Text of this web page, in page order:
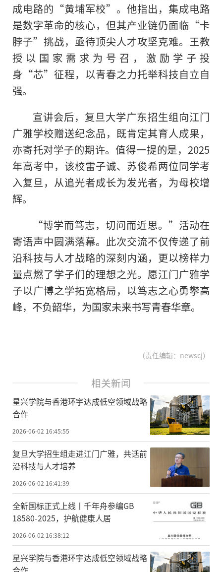
成电路的“黄埔军校”。他指出，集成电路
是数字革命的核心，但其产业链仍面临“卡
脖子”挑战，亟待顶尖人才攻坚克难。王教
授以国家需求为号召，激励学子投
身“芯”征程，以青春之力托举科技自立自
强。
宣讲会后，复旦大学广东招生组向江门
广雅学校赠送纪念品，既肯定其育人成果，
亦寄托对学子的期许。值得一提的是，2025
年高考中，该校雷子诚、苏俊希两位同学考
入复旦，从追光者成长为发光者，为母校增
辉。
“博学而笃志，切问而近思。”活动在
寄语声中圆满落幕。此次交流不仅传递了前
沿科技与人才战略的深刻内涵，更以榜样力
量点燃了学子们的理想之光。愿江门广雅学
子以广博之学拓宽格局，以笃志之心勇攀高
峰，不负韶华，为国家未来书写青春华章。
（责任编辑：newscj）
相关新闻
星兴学院与香港环宇达成低空领域战略
合作
2026-06-02 16:45:55
复旦大学招生组走进江门广雅，共话前
沿科技与人才培养
2026-06-02 16:41:39
全新国标正式上线丨千年舟参编GB
18580-2025，护航健康人居
2026-06-02 16:38:12
星兴学院与香港环宇达成低空领域战略